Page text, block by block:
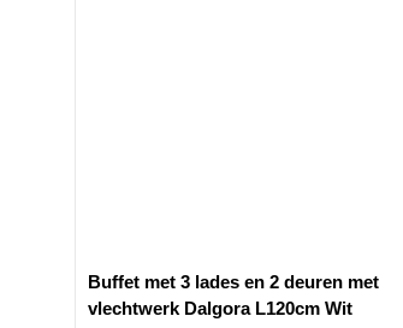
Buffet met 3 lades en 2 deuren met
vlechtwerk Dalgora L120cm Wit